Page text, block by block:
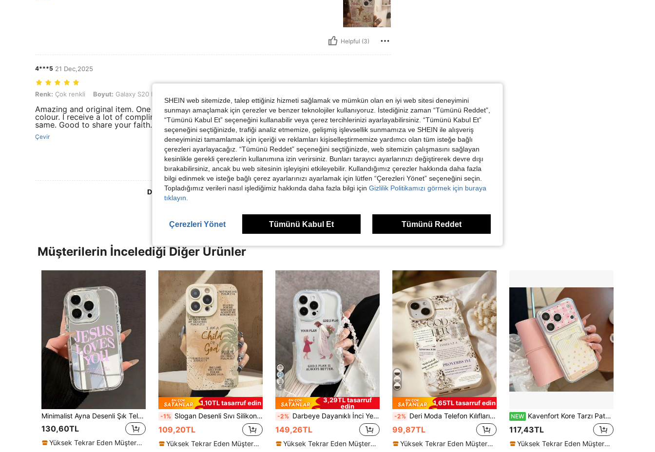
Helpful (3)
4***5 21 Dec,2025
Renk: Çok renkli, Boyut: Galaxy S20 FE
Renk: Çok renkli Boyut: Galaxy S20 FE
Amazing and original item. One of my favourite phone case. I recommend. Nice
colour. I receive a lot of compliment. Need to offer this to a friend who wants the
same. Good to share your faith.
Çevir
Helpful (2)
Daha Fazla Değerlendirme Görüntüle
Müşterilerin İncelediği Diğer Ürünler
Minimalist Ayna Desenli Şık Telefon Kılıfı 1 Adet, Sloganlı, Düz Renk Desenli, İsa Aynalı, Tamamen Kaplı Telefon Kılıfı, 11/12/13/14/15/16 Pro Max ile Uyumlu, Su Geçirmez, Darbeye Dayanıklı, Düşmeye Karşı Koruyucu, Çizilmeye Karşı Dayanıklı, Paskalya ve Bahar Hediyesi
130,60TL
Yüksek Tekrar Eden Müşteriler
1,10TL tasarruf edin
-1% Slogan Desenli Sıvı Silikon Cep Telefonu Kılıfı, Tam Gövde Koruması, Darbeye Dayanıklı, Düşmeye Karşı Koruyucu TPU Yumuşak Kauçuk Kılıf, 11/12/13/14/15/15pro/15 Plus/15 Promax/7plus/8plus/X/Xs Max/Xr/11pro/12pro/13pro/14pro/12mini/13mini/11promax/12promax/13promax/14promax/14plus/6/6s/6plus/7/8/Se&Galaxy/A54/A14/A12/A13/A15/A32/A33/A24/A52S/S20/S21/S22/S23/S24/S23Plus/S24 ile Uyumlu, Ultra Su Geçirmez, Çizilmeye Dayanıklı, Uluslararası Versiyon, Yurtiçi Versiyon Değil.
109,20TL
Yüksek Tekrar Eden Müşteriler
5
3,29TL tasarruf
edin
-2% Darbeye Dayanıklı İnci Yeni Yaratıcı Dini İllüstrasyon Çiçek Baskılı Koruyucu Telefon Kılıfı, El Yapımı Boncuklu Bileklikli, 16/16 Pro/16 Plus/16 Pro Max, 15 Pro Max, 15, 15 Pro Max, Apple P13, P14, P11, P12, XS, XR, 7/8P, 7/8G, S2, Galaxy ve Redmi ile Uyumlu, Su Geçirmez, Darbeye Dayanıklı, Düşmeye ve Çizilmeye Karşı Dayanıklı, Uluslararası Versiyon, Yerli Versiyon Değil, Bahar Hediyesi
149,26TL
Yüksek Tekrar Eden Müşteriler
1,65TL tasarruf edin
-2% Deri Moda Telefon Kılıfları Sloganlı Desenli 1 Adet İncil Çiçekli Grafik ve Sloganlı Yumuşak Telefon Kılıfı Tam Kaplama Deri Doku 11/12/13/14/15/16/17 Pro Max ile Uyumlu İlkbahar
99,87TL
Yüksek Tekrar Eden Müşteriler
NEW Kavenfort Kore Tarzı Patchwork Kartlıklı Telefon Kılıfı, 17 Pro Max, 13, 15, 16, 17 ile Uyumlu, Tam Kapsamlı Yumuşak Kılıf, Özgün, Yaratıcı, Geometrik ve Taze Görünümlü, Kontrast Renkli Niş ve Şık Estetik Tasarım
117,43TL
Yüksek Tekrar Eden Müşteriler
SHEIN web sitemizde, talep ettiğiniz hizmeti sağlamak ve mümkün olan en iyi web sitesi deneyimini
sunmayı amaçlamak için çerezler ve benzer teknolojiler kullanıyoruz. İstediğiniz zaman “Tümünü Reddet”,
“Tümünü Kabul Et” seçeneğini kullanabilir veya çerez tercihlerinizi ayarlayabilirsiniz. “Tümünü Kabul Et”
seçeneğini seçtiğinizde, trafiği analiz etmemize, gelişmiş işlevsellik sunmamıza ve SHEIN ile alışveriş
deneyiminizi tamamlamak için içeriği ve reklamları kişiselleştirmemize yardımcı olan tüm isteğe bağlı
çerezleri ayarlayacağız. “Tümünü Reddet” seçeneğini seçtiğinizde, web sitemizin çalışmasını sağlayan
kesinlikle gerekli çerezlerin kullanımına izin verirsiniz. Bunları tarayıcı ayarlarınızı değiştirerek devre dışı
bırakabilirsiniz, ancak bu web sitesinin işleyişini etkileyebilir. Kullandığımız çerezler hakkında daha fazla
bilgi edinmek ve isteğe bağlı çerez ayarlarınızı ayarlamak için lütfen “Çerezleri Yönet” seçeneğini seçin.
Topladığımız verileri nasıl işlediğimiz hakkında daha fazla bilgi için Gizlilik Politikamızı görmek için buraya
tıklayın.
Çerezleri Yönet Tümünü Kabul Et Tümünü Reddet